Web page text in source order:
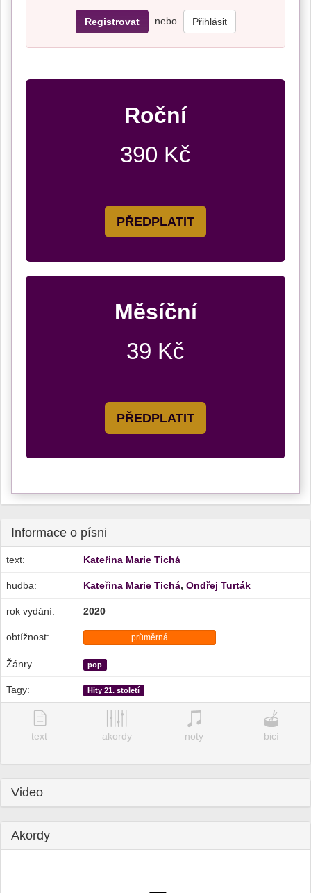
Registrovat nebo Přihlásit
Roční
390 Kč
PŘEDPLATIT
Měsíční
39 Kč
PŘEDPLATIT
Informace o písni
text: Kateřina Marie Tichá
hudba: Kateřina Marie Tichá, Ondřej Turták
rok vydání: 2020
obtížnost: průměrná
Žánry pop
Tagy: Hity 21. století
text akordy noty bicí
Video
Akordy